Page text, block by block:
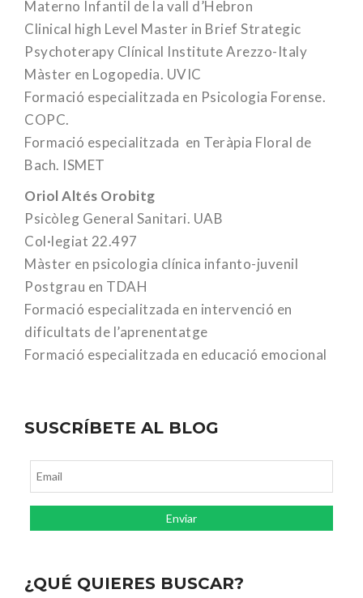
Materno Infantil de la vall d’Hebron
Clinical high Level Master in Brief Strategic
Psychoterapy Clínical Institute Arezzo-Italy
Màster en Logopedia. UVIC
Formació especialitzada en Psicologia Forense.
COPC.
Formació especialitzada en Teràpia Floral de
Bach. ISMET
Oriol Altés Orobitg
Psicòleg General Sanitari. UAB
Col·legiat 22.497
Màster en psicologia clínica infanto-juvenil
Postgrau en TDAH
Formació especialitzada en intervenció en
dificultats de l’aprenentatge
Formació especialitzada en educació emocional
SUSCRÍBETE AL BLOG
¿QUÉ QUIERES BUSCAR?